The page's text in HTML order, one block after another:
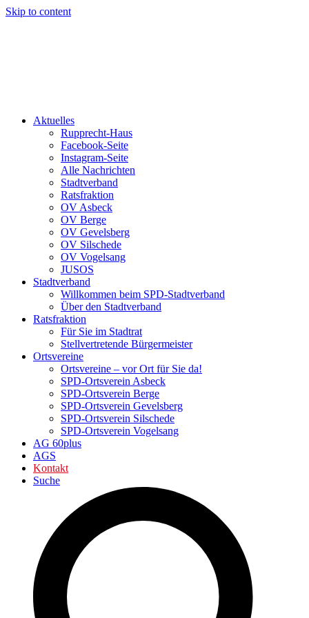
Skip to content
Aktuelles
Rupprecht-Haus
Facebook-Seite
Instagram-Seite
Alle Nachrichten
Stadtverband
Ratsfraktion
OV Asbeck
OV Berge
OV Gevelsberg
OV Silschede
OV Vogelsang
JUSOS
Stadtverband
Willkommen beim SPD-Stadtverband
Über den Stadtverband
Ratsfraktion
Für Sie im Stadtrat
Stellvertretende Bürgermeister
Ortsvereine
Ortsvereine – vor Ort für Sie da!
SPD-Ortsverein Asbeck
SPD-Ortsverein Berge
SPD-Ortsverein Gevelsberg
SPD-Ortsverein Silschede
SPD-Ortsverein Vogelsang
AG 60plus
AGS
Kontakt
Suche